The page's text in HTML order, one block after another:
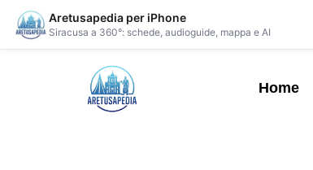
Aretusapedia per iPhone
Siracusa a 360°: schede, audioguide, mappa e AI
Home